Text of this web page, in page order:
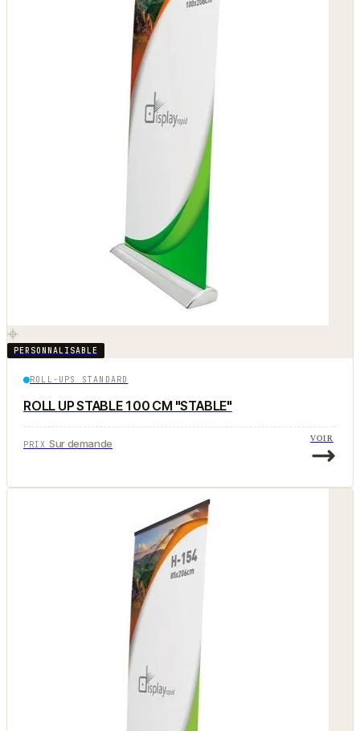
PERSONNALISABLE
ROLL-UPS STANDARD
ROLL UP STABLE 100 CM "STABLE"
PRIX Sur demande VOIR